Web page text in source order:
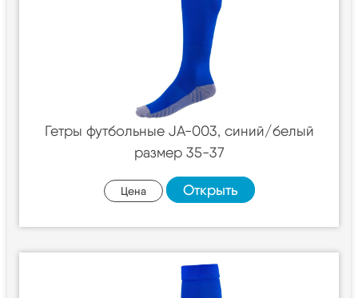
Гетры футбольные JA-003, синий/белый
размер 35-37
Цена Открыть